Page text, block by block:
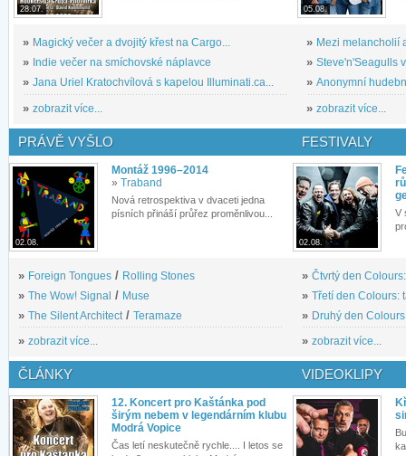
28.07.
» Magický večer a dvojitý křest na Cargo...
» Indie večer na smíchovské náplavce
» Jana Uriel Kratochvílová s kapelou Illuminati.ca...
» zobrazit více...
05.08.
» Mezi melancholií
» Steve'n'Seagulls
» Anonymní
» zobrazit více...
PRÁVĚ VYŠLO
02.08.
Montáž 1996–2014
» Traband
Nová retrospektiva v dvaceti jedna
písních přináší průřez proměnlivou...
» Foreign Tongues / Rolling Stones
» The Wow! Signal / Muse
» The Silent Architect / Teramaze
» zobrazit více...
FESTIVALY
02.08.
V
» Čtvrtý den
» Třetí den Colours:
» Druhý den
» zobrazit více...
ČLÁNKY
12. Koncert pro Kaštánka pod
širým nebem v legendárním klubu
Modrá Vopice
Čas letí neskutečně rychle.... I letos se
VIDEOKLIPY